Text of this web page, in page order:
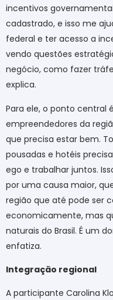
incentivos
cadastrado, e isso me
federal e ter acesso a
vendo questões
negócio, como fazer
explica.
Para ele, o ponto central
empreendedores da
que precisa estar bem.
pousadas e hotéis
ego e trabalhar juntos.
por uma causa maior,
região que até pode ser
economicamente, mas
naturais do Brasil. É um
enfatiza.
Integração regional
A participante Carolina